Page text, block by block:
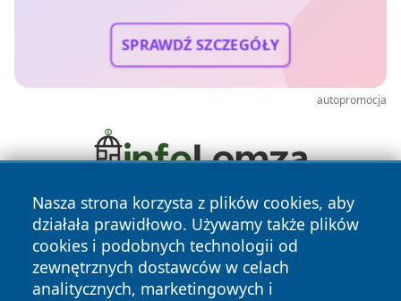
SPRAWDŹ SZCZEGÓŁY
autopromocja
Nasza strona korzysta z plików cookies, aby
działała prawidłowo. Używamy także plików
cookies i podobnych technologii od
zewnętrznych dostawców w celach
analitycznych, marketingowych i